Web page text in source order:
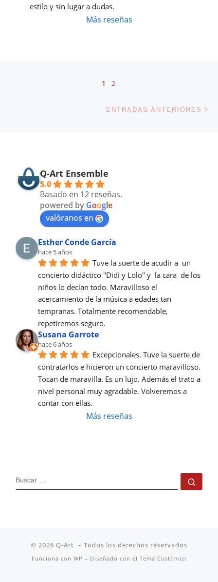
estilo y sin lugar a dudas.
Más reseñas
Navegación de entradas
1 2
ENTRADAS ANTERIORES
Q-Art Ensemble
5.0
Basado en 12 reseñas.
powered by Google
valóranos en
Esther Conde García
hace 5 años
Tuve la suerte de acudir a  un
concierto didáctico "Didi y Lolo" y  la cara  de los
niños lo decían todo. Maravilloso el
acercamiento de la música a edades tan
tempranas. Totalmente recomendable,
repetiremos seguro.
Susana Garrote
hace 6 años
Excepcionales. Tuve la suerte de
contratarlos e hicieron un concierto maravilloso.
Tocan de maravilla. Es un lujo. Además el trato a
nivel personal muy agradable. Volveremos a
contar con ellas.
Más reseñas
BUSCAR
© 2026 Q-Art – Todos los derechos reservados
Funciona con WP – Diseñado con el Tema Customizr